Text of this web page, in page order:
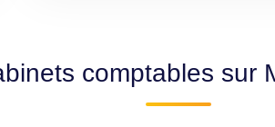
comptables sur